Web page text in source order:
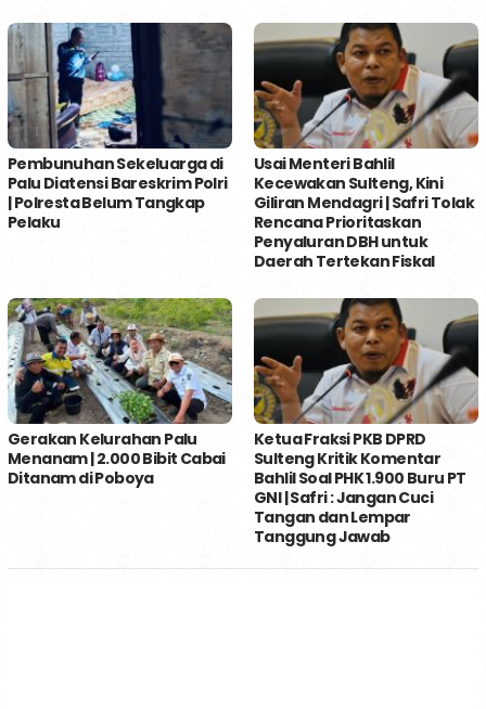
Pembunuhan Sekeluarga di
Palu Diatensi Bareskrim Polri
| Polresta Belum Tangkap
Pelaku
Usai Menteri Bahlil
Kecewakan Sulteng, Kini
Giliran Mendagri | Safri Tolak
Rencana Prioritaskan
Penyaluran DBH untuk
Daerah Tertekan Fiskal
Gerakan Kelurahan Palu
Menanam | 2.000 Bibit Cabai
Ditanam di Poboya
Ketua Fraksi PKB DPRD
Sulteng Kritik Komentar
Bahlil Soal PHK 1.900 Buru PT
GNI | Safri : Jangan Cuci
Tangan dan Lempar
Tanggung Jawab